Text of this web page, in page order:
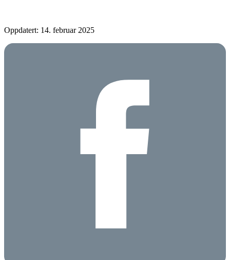
Oppdatert: 14. februar 2025